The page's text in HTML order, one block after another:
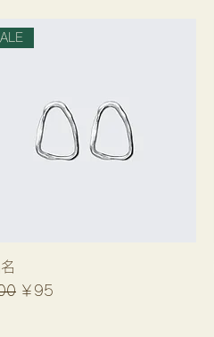
格セール価格
￥95